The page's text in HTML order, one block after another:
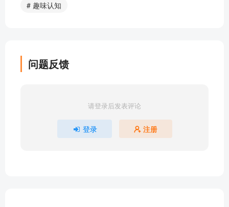
018 一个醉人的故事
021 高僧coslpay乞丐
022 人不可貌相 海水不可斗量
# 趣味认知
问题反馈
请登录后发表评论
登录 注册